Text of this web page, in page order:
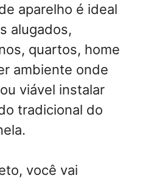
aparelho é ideal
alugados,
quartos, home
ambiente onde
viável instalar
tradicional do
você vai